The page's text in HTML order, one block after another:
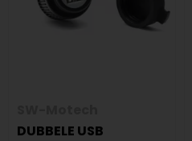
DUBBELE USB